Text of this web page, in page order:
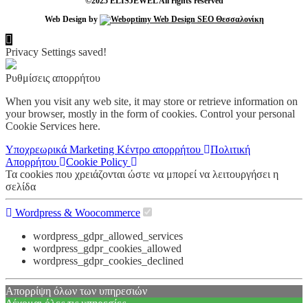
Web Design by
Privacy Settings saved!
Ρυθμίσεις απορρήτου
When you visit any web site, it may store or retrieve information on
your browser, mostly in the form of cookies. Control your personal
Cookie Services here.
Υποχρεωρικά Marketing Κέντρο απορρήτου
Πολιτική
Απορρήτου
Cookie Policy
Τα cookies που χρειάζονται ώστε να μπορεί να λειτουργήσει η
σελίδα
Wordpress & Woocommerce
wordpress_gdpr_allowed_services
wordpress_gdpr_cookies_allowed
wordpress_gdpr_cookies_declined
Απορρίψη όλων των υπηρεσιών